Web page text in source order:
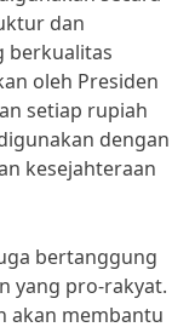
dan
berkualitas
oleh Presiden
setiap rupiah
dengan
kesejahteraan
bertanggung
yang pro-rakyat.
akan membantu